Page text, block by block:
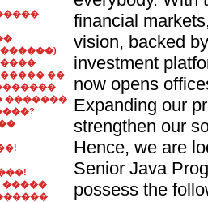
��
�������
�����
financial
vision, backed
investment
now opens
Expanding our
strengthen our
Hence, we are
Senior Java
possess the